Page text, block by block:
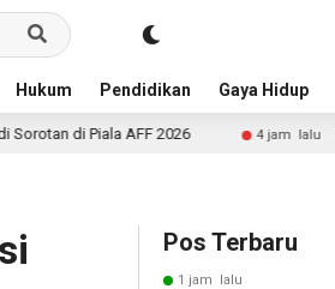
Hukum Pendidikan Gaya Hidup
4 jam lalu Kejari Kabupaten
Pos Terbaru
1 jam lalu